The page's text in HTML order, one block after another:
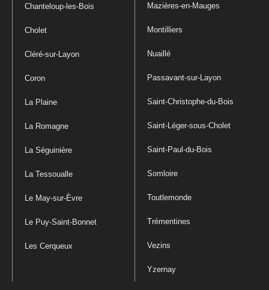
Chanteloup-les-Bois
Cholet
Cléré-sur-Layon
Coron
La Plaine
La Romagne
La Séguinière
La Tessoualle
Le May-sur-Èvre
Le Puy-Saint-Bonnet
Les Cerqueux
Mazières-en-Mauges
Montilliers
Nuaillé
Passavant-sur-Layon
Saint-Christophe-du-Bois
Saint-Léger-sous-Cholet
Saint-Paul-du-Bois
Somloire
Toutlemonde
Trémentines
Vezins
Yzernay